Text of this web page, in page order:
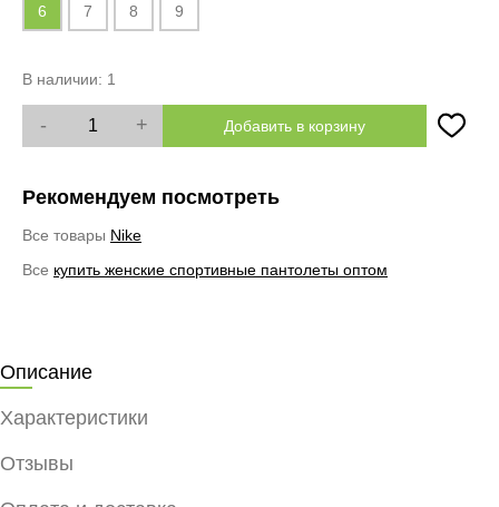
6 7 8 9
В наличии: 1
- + Добавить в корзину
Рекомендуем посмотреть
Все товары Nike
Все купить женские спортивные пантолеты оптом
Описание
Характеристики
Отзывы